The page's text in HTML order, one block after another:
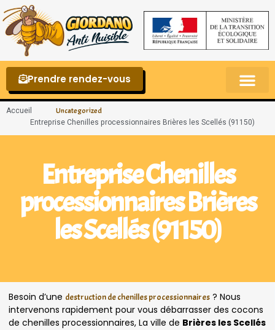
Prendre rendez-vous
Accueil Uncategorized
Entreprise Chenilles processionnaires Brières les Scellés (91150)
Entreprise Chenilles
processionnaires Brières
les Scellés (91150)
Besoin d’une destruction de chenilles processionnaires ? Nous
intervenons rapidement pour vous débarrasser des cocons
de chenilles processionnaires, La ville de Brières les Scellés